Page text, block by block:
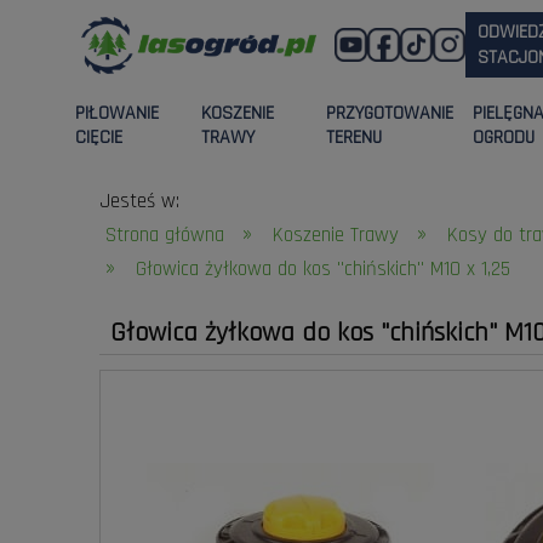
PIŁOWANIE
CIĘCIE
KOSZENIE
TRAWY
PRZYGOTOWANIE
TERENU
OGRODU
Jesteś w:
Strona główna
» Koszenie Trawy » Kosy do
» Głowica żyłkowa do kos "chińskich" M10 x 1,25
Głowica żyłkowa do kos "chińskich"